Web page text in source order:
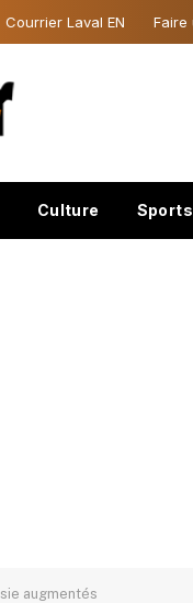
Courrier Laval EN Faire
Culture Sports
augmentés